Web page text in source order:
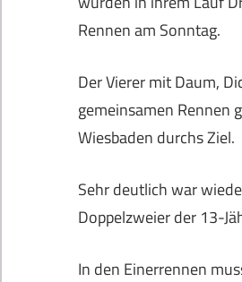
Rennen am Sonntag.
Der Vierer mit Daum,
gemeinsamen Rennen
Wiesbaden durchs Ziel.
Sehr deutlich war
Doppelzweier der 13-
In den Einerrennen